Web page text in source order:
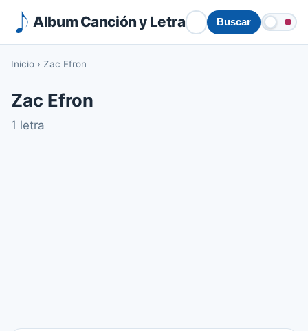
Album Canción y Letra Buscar
Inicio › Zac Efron
Zac Efron
1 letra